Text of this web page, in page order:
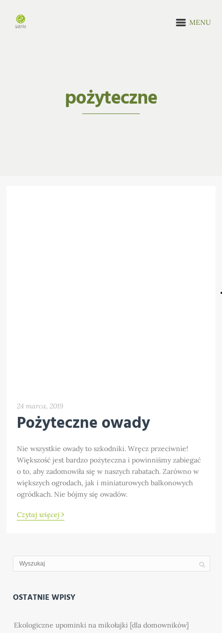
MENU
pożyteczne
24 marca, 2019
Pożyteczne owady
Nie wszystkie owady to szkodniki. Wręcz przeciwnie!
Większość jest bardzo pożyteczna i powinniśmy zabiegać
o to, aby zadomowiła się w naszych rabatach. Zarówno w
większych ogrodach, jak i miniaturowych balkonowych
ogródkach. Nie bójmy się owadów.
Czytaj więcej›
OSTATNIE WPISY
Ekologiczne upominki na mikołajki [dla domowników]